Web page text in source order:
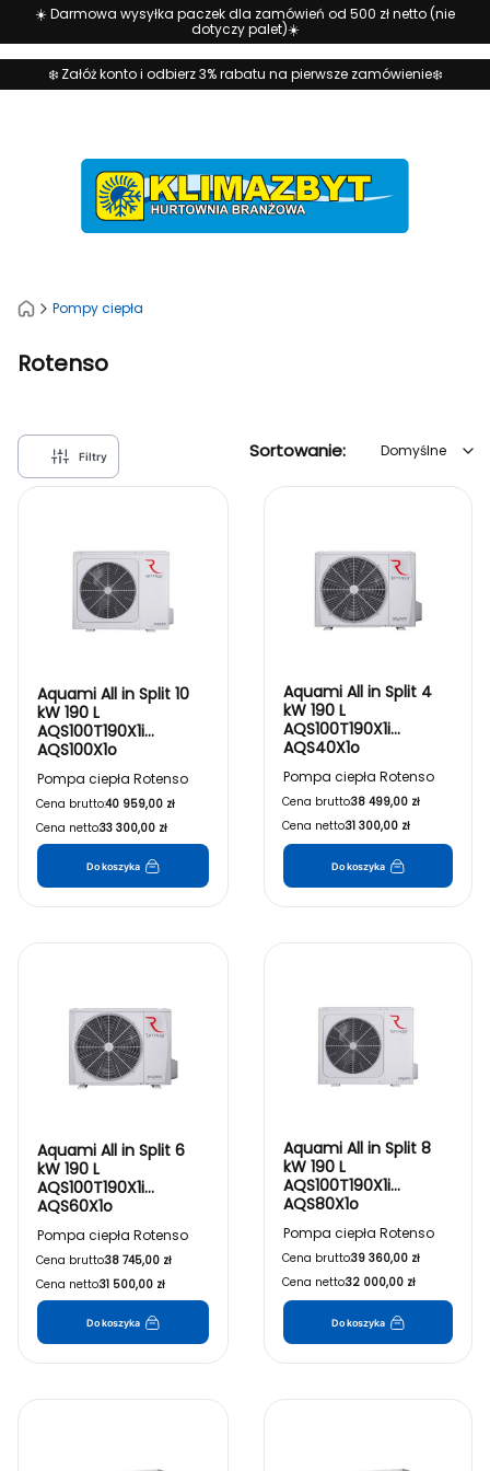
☀️ Darmowa wysyłka paczek dla zamówień od 500 zł netto (nie
dotyczy palet)☀️
❄️ Załóż konto i odbierz 3% rabatu na pierwsze zamówienie❄️
Pompy ciepła
Rotenso
Filtry Sortowanie:Domyślne
Domyślne
Aquami All in Split 10
kW 190 L
AQS100T190X1i
AQS100X1o
Pompa ciepła Rotenso
Cena brutto:40 959,00 zł
Cena netto:33 300,00 zł
Do koszyka
Aquami All in Split 4
kW 190 L
AQS100T190X1i
AQS40X1o
Pompa ciepła Rotenso
Cena brutto:38 499,00 zł
Cena netto:31 300,00 zł
Do koszyka
Aquami All in Split 6
kW 190 L
AQS100T190X1i
AQS60X1o
Pompa ciepła Rotenso
Cena brutto:38 745,00 zł
Cena netto:31 500,00 zł
Do koszyka
Aquami All in Split 8
kW 190 L
AQS100T190X1i
AQS80X1o
Pompa ciepła Rotenso
Cena brutto:39 360,00 zł
Cena netto:32 000,00 zł
Do koszyka